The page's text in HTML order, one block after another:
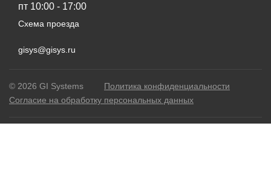
пт 10:00 - 17:00
Схема проезда
gisys@gisys.ru
© 2026 GI Systems
Политика конфиденциальности
Согласие на обработку персональных данных